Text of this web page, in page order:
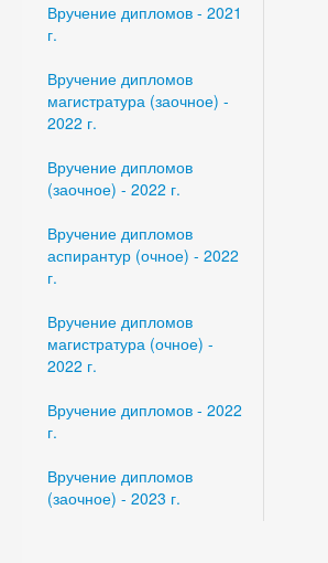
Вручение дипломов - 2021
г.
Вручение дипломов
магистратура (заочное) -
2022 г.
Вручение дипломов
(заочное) - 2022 г.
Вручение дипломов
аспирантур (очное) - 2022
г.
Вручение дипломов
магистратура (очное) -
2022 г.
Вручение дипломов - 2022
г.
Вручение дипломов
(заочное) - 2023 г.